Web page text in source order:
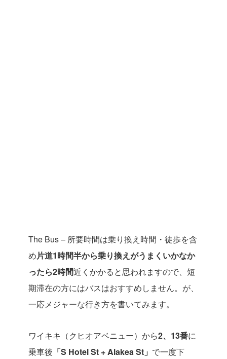
The Bus – 所要時間は乗り換え時間・徒歩を含
め片道1時間半から乗り換えがうまくいかなか
ったら2時間近く かかると思われますので、 短
期滞在の方にはバスはおすすめしません。が、
一応メジャーな行き方を書いてみます。
ワイキキ（クヒオアベニュー）から2、 13番に
乗車後 「S Hotel St + Alakea St 」 で一度下